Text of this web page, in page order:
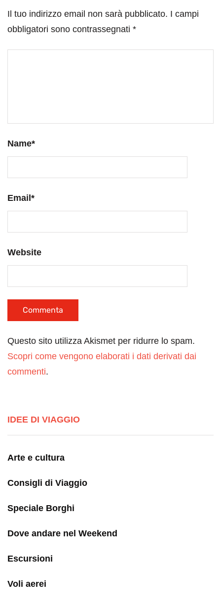
Il tuo indirizzo email non sarà pubblicato. I campi
obbligatori sono contrassegnati *
Name*
Email *
Website
Questo sito utilizza Akismet per ridurre lo spam.
Scopri come vengono elaborati i dati derivati dai
commenti.
IDEE DI VIAGGIO
Arte e cultura
Consigli di Viaggio
Speciale Borghi
Dove andare nel Weekend
Escursioni
Voli aerei